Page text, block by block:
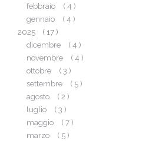
febbraio
( 4 )
gennaio
( 4 )
2025
( 17 )
dicembre
( 4 )
novembre
( 4 )
ottobre
( 3 )
settembre
( 5 )
agosto
( 2 )
luglio
( 3 )
maggio
( 7 )
marzo
( 5 )